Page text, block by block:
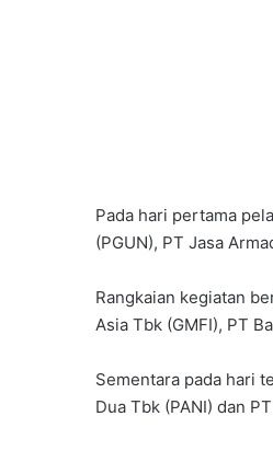
Pada hari pertama
(PGUN), PT Jasa
Rangkaian kegiatan
Asia Tbk (GMFI), PT
Sementara pada hari
Dua Tbk (PANI) dan